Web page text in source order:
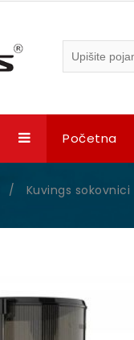
Početna
/ Kuvings sokovnici